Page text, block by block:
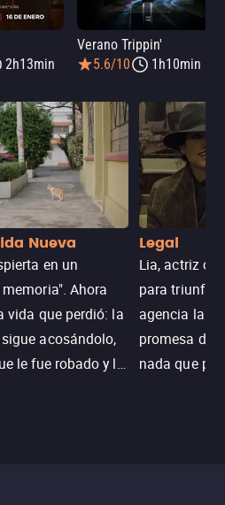
2h13min
Verano Trippin'
5.6/10
1h10min
Nueva
en un
Ahora
vida que perdió: la
acosándolo,
le fue robado y la
Legal
Lia, actriz
para triunfar
agencia la
promesa de
nada que